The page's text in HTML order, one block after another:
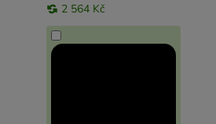
2 564 Kč